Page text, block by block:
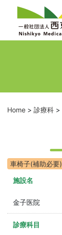
content
Home > 診療科 >
車椅子(補助必要)
施設名
金子医院
診療科目